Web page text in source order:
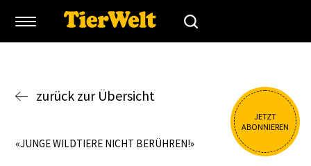
JETZT
ABONNIEREN
zurück zur Übersicht
«JUNGE WILDTIERE NICHT BERÜHREN!»